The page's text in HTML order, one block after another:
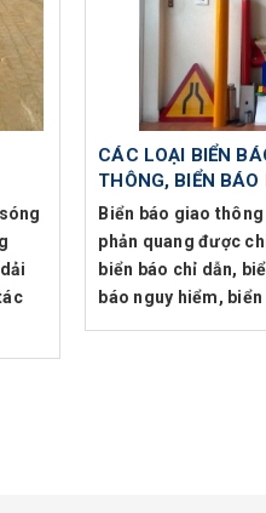
CÁC LOẠI BIỂN
THÔNG, BIỂN BÁO
Biển báo giao
phản quang được
biển báo chỉ dẫn,
báo nguy hiểm,